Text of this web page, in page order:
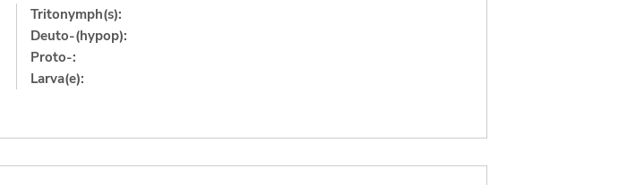
Tritonymph(s):
Deuto-(hypop):
Proto-:
Larva(e):